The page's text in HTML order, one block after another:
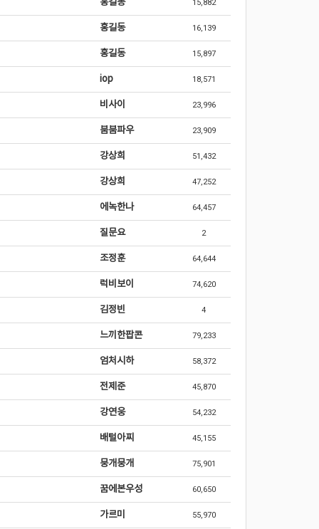
15,882
홍길동 16,139
홍길동 15,897
iop 18,571
비사이 23,996
붐붐파우 23,909
강상희 51,432
강상희 47,252
에녹한나 64,457
질문요 2
조정훈 64,644
럭비보이 74,620
김정빈 4
느끼한팝콘 79,233
엄처시하 58,372
전제준 45,870
강연웅 54,232
배털아찌 45,155
뭉개뭉개 75,901
꿈에본우성 60,650
가르미 55,970